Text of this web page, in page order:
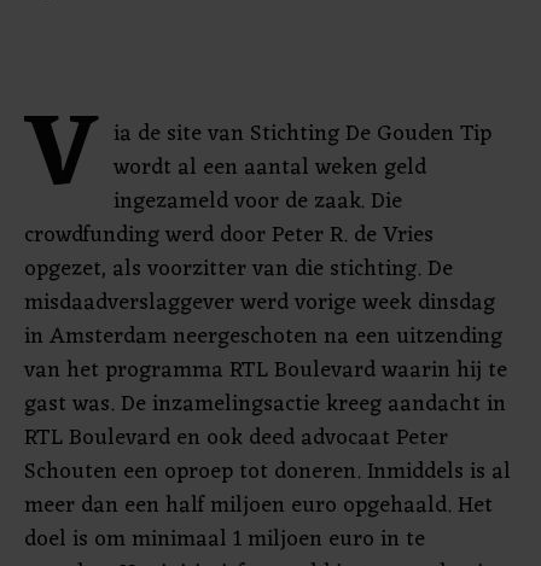
V ia de site van Stichting De Gouden Tip
wordt al een aantal weken geld
ingezameld voor de zaak. Die
crowdfunding werd door Peter R. de Vries
opgezet, als voorzitter van die stichting. De
misdaadverslaggever werd vorige week dinsdag
in Amsterdam neergeschoten na een uitzending
van het programma RTL Boulevard waarin hij te
gast was. De inzamelingsactie kreeg aandacht in
RTL Boulevard en ook deed advocaat Peter
Schouten een oproep tot doneren. Inmiddels is al
meer dan een half miljoen euro opgehaald. Het
doel is om minimaal 1 miljoen euro in te